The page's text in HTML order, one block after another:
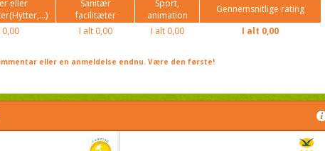
eller
Sanitær
facilitæter
Sport,
animation
Gennemsnitlige rating
0,00 I alt0,00 I alt0,00 I alt 0,00
eller en anmeldelse endnu. Være den første!